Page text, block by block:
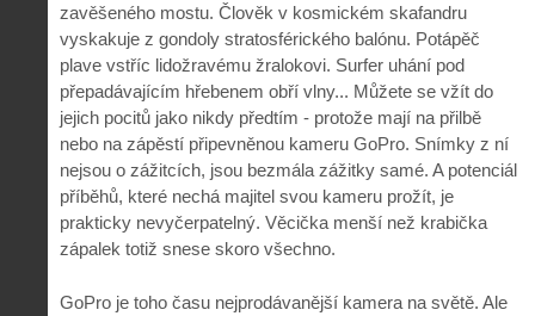
zavěšeného mostu. Člověk v kosmickém skafandru
vyskakuje z gondoly stratosférického balónu. Potápěč
plave vstříc lidožravému žralokovi. Surfer uhání pod
přepadávajícím hřebenem obří vlny... Můžete se vžít do
jejich pocitů jako nikdy předtím - protože mají na přilbě
nebo na zápěstí připevněnou kameru GoPro. Snímky z ní
nejsou o zážitcích, jsou bezmála zážitky samé. A potenciál
příběhů, které nechá majitel svou kameru prožít, je
prakticky nevyčerpatelný. Věcička menší než krabička
zápalek totiž snese skoro všechno.
GoPro je toho času nejprodávanější kamera na světě. Ale